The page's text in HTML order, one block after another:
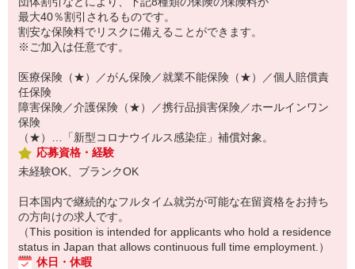
最大40％割引されるものです。
割安な保険料でリスクに備えることができます。
※ご加入は任意です。
医療保険（★）／がん保険／就業不能保険（★）／個人賠償責
任保険
障害保険／介護保険（★）／携行品損害保険／ホールインワン
保険
（★）…「新型コロナウイルス感染症」補償対象。
応募資格・経験
未経験OK、ブランクOK
日本国内で継続的なフルタイム就労が可能な在留資格をお持ち
の方向けの求人です。
（This position is intended for applicants who hold a residence
status in Japan that allows continuous full time employment.）
休日・休暇